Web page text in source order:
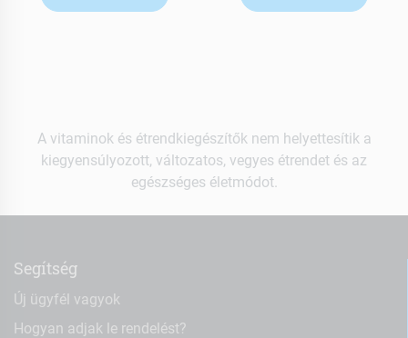
A vitaminok és étrendkiegészítők nem helyettesítik a
kiegyensúlyozott, változatos, vegyes étrendet és az
egészséges életmódot.
Segítség
Új ügyfél vagyok
Hogyan adjak le rendelést?